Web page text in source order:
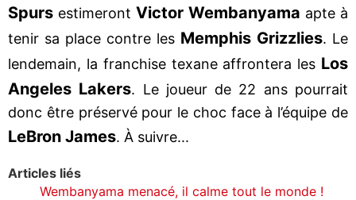
Spurs estimeront Victor Wembanyama apte à
tenir sa place contre les Memphis Grizzlies. Le
lendemain, la franchise texane affrontera les Los
Angeles Lakers. Le joueur de 22 ans pourrait
donc être préservé pour le choc face à l’équipe de
LeBron James. À suivre...
Articles liés
Wembanyama menacé, il calme tout le monde !